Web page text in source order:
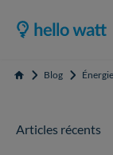
Accueil Blog
Articles récents